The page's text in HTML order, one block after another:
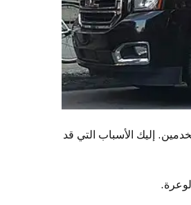
إليك الأسباب التي قد